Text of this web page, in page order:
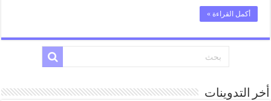
أكمل القراءة »
أخر التدوينات